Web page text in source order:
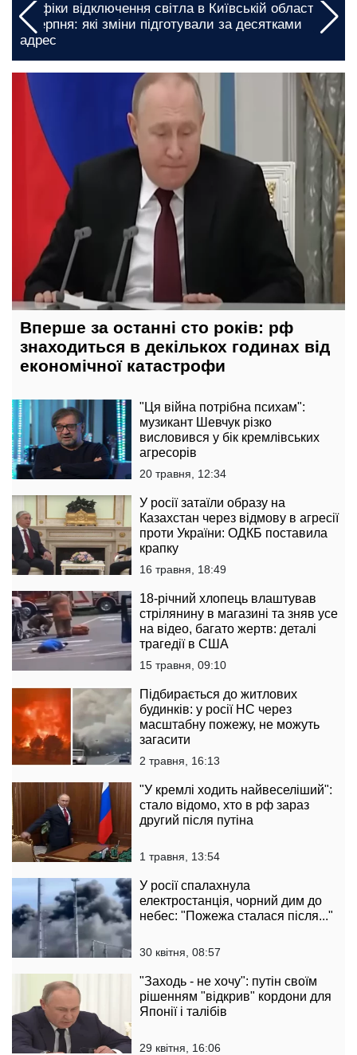
на
Миколаївську область закликали підготуватися:
графіки відключення світла на 5 та 6 серпня
введено на довгі години
26 червня, 13:44
Вперше за останні сто років: рф
знаходиться в декількох годинах від
економічної катастрофи
"Ця війна потрібна психам":
музикант Шевчук різко
висловився у бік кремлівських
агресорів
20 травня, 12:34
У росії затаїли образу на
Казахстан через відмову в агресії
проти України: ОДКБ поставила
крапку
16 травня, 18:49
18-річний хлопець влаштував
стрілянину в магазині та зняв усе
на відео, багато жертв: деталі
трагедії в США
15 травня, 09:10
Підбирається до житлових
будинків: у росії НС через
масштабну пожежу, не можуть
загасити
2 травня, 16:13
"У кремлі ходить найвеселіший":
стало відомо, хто в рф зараз
другий після путіна
1 травня, 13:54
У росії спалахнула
електростанція, чорний дим до
небес: "Пожежа сталася після..."
30 квітня, 08:57
"Заходь - не хочу": путін своїм
рішенням "відкрив" кордони для
Японії і талібів
29 квітня, 16:06